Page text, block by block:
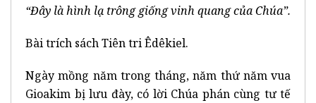
“Đây là hình lạ trông giống vinh quang của Chúa”.
Bài trích sách Tiên tri Êdêkiel.
Ngày mồng năm trong tháng, năm thứ năm vua
Gioakim bị lưu đày, có lời Chúa phán cùng tư tế